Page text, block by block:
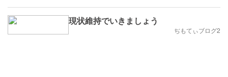
現状維持でいきましょう
ぢもてぃブログ2